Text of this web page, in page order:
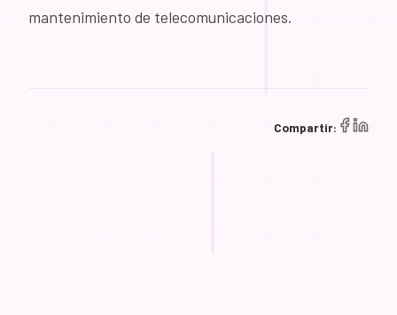
mantenimiento de telecomunicaciones.
Compartir: